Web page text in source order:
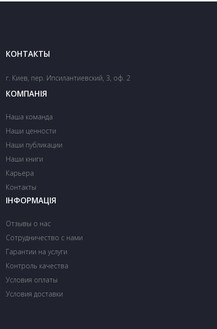
КОНТАКТЫ
г. Киев, пер. Ипсилантиевский, 3, оф. 2
КОМПАНІЯ
Наша команда
Наши ценности
Наши публикации
Наши книги
Карьера
Контакты
ІНФОРМАЦІЯ
Отзывы о нас
Сотрудничество с нами
Гарантии на услуги
Контроль качества
Условия оплаты
Условия доставки